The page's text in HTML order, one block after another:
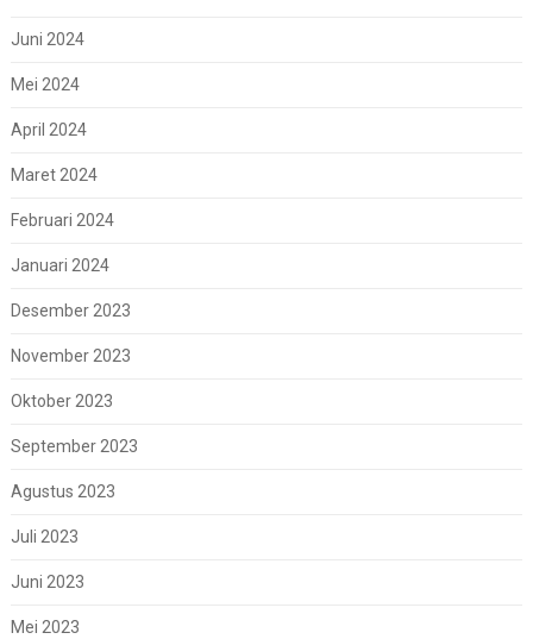
Juni 2024
Mei 2024
April 2024
Maret 2024
Februari 2024
Januari 2024
Desember 2023
November 2023
Oktober 2023
September 2023
Agustus 2023
Juli 2023
Juni 2023
Mei 2023